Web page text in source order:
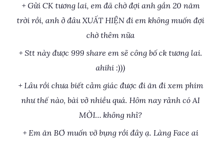
+ Gửi CK tương lai, em đã chờ đợi anh gần 20 năm
trời rồi, anh ở đâu XUẤT HIỆN đi em không muốn đợi
chờ thêm nữa
+ Stt này được 999 share em sẽ công bố ck tương lai.
ahihi :)))
+ Lâu rồi chưa biết cảm giác được đi ăn đi xem phim
như thế nào, bài vở nhiều quá. Hôm nay rảnh có AI
MỜI… không nhỉ?
+ Em ăn BƠ muốn vỡ bụng rồi đây ạ. Làng Face ai